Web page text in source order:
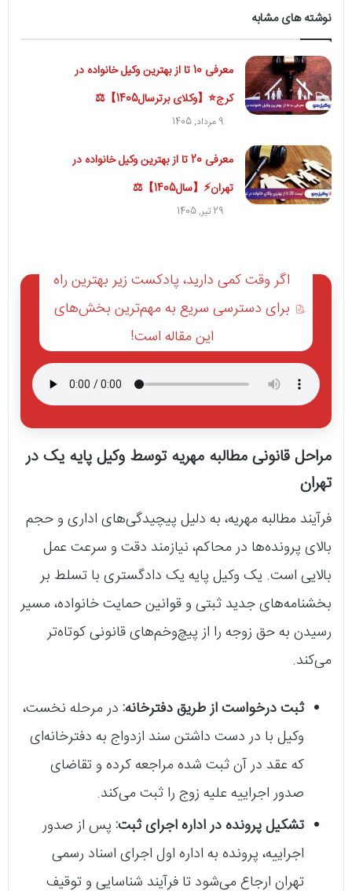
کرج⭐【وکلای برترسال1405】⚖️
تهران⚡【سال1405】⚖️
اگر وقت کمی دارید، پادکست زیر بهترین راه
برای دسترسی سریع به مهم‌ترین بخش‌های
این مقاله است!
مراحل قانونی مطالبه مهریه توسط وکیل پایه یک در
تهران
فرآیند مطالبه مهریه، به دلیل پیچیدگی‌های اداری و حجم
بالای پرونده‌ها در محاکم، نیازمند دقت و سرعت عمل
بالایی است. یک وکیل پایه یک دادگستری با تسلط بر
بخشنامه‌های جدید ثبتی و قوانین حمایت خانواده، مسیر
رسیدن به حق زوجه را از پیچ‌وخم‌های قانونی کوتاه‌تر
می‌کند.
ثبت درخواست از طریق دفترخانه:
در مرحله نخست،
وکیل با در دست داشتن سند ازدواج به دفترخانه‌ای
که عقد در آن ثبت شده مراجعه کرده و تقاضای
صدور اجراییه علیه زوج را ثبت می‌کند.
تشکیل پرونده در اداره اجرای ثبت:
پس از صدور
اجراییه، پرونده به اداره اول اجرای اسناد رسمی